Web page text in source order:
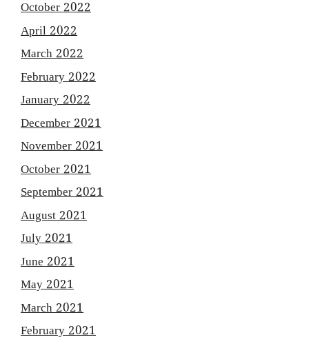
October 2022
April 2022
March 2022
February 2022
January 2022
December 2021
November 2021
October 2021
September 2021
August 2021
July 2021
June 2021
May 2021
March 2021
February 2021